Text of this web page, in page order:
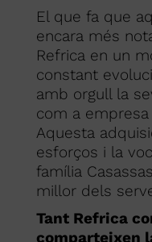
El que fa que
encara més
Refrica en un
constant
amb orgull la
com a
Aquesta
esforços i la
família
millor dels
Tant Refrica
comparteixen